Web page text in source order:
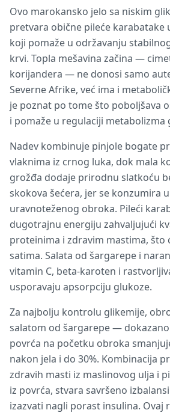
Ovo marokansko jelo sa niskim
pretvara obične pileće karabatake
koji pomaže u održavanju
krvi. Topla mešavina začina —
korijandera — ne donosi samo
Severne Afrike, već ima i
je poznat po tome što poboljšava
i pomaže u regulaciji metabolizma
Nadev kombinuje pinjole bogate
vlaknima iz crnog luka, dok mala
grožđa dodaje prirodnu slatkoću
skokova šećera, jer se konzumira
uravnoteženog obroka. Pileći
dugotrajnu energiju zahvaljujući
proteinima i zdravim mastima, što
satima. Salata od šargarepe i
vitamin C, beta-karoten i
usporavaju apsorpciju glukoze.
Za najbolju kontrolu glikemije,
salatom od šargarepe —
povrća na početku obroka
nakon jela i do 30%. Kombinacija
zdravih masti iz maslinovog ulja i
iz povrća, stvara savršeno
izazvati nagli porast insulina. Ovaj